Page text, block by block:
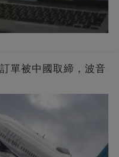
單被中國取締，波音